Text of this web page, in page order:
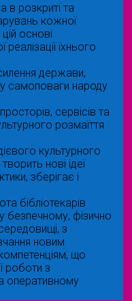
розкриті та
кожної
основі
їхнього
держави,
самоповаги народу
сервісів та
розмаїття
культурного
нові ідеї
зберігає і
бібліотекарів
безпечному, фізично
з
новим
що
роботи з
оперативному